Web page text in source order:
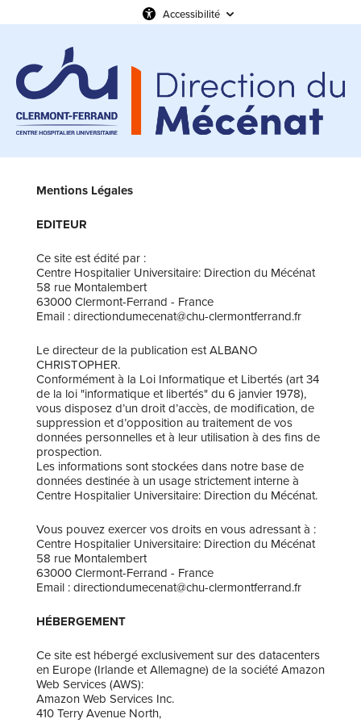
Accessibilité
Mentions Légales
EDITEUR
Ce site est édité par :
Centre Hospitalier Universitaire: Direction du Mécénat
58 rue Montalembert
63000 Clermont-Ferrand - France
Email : directiondumecenat@chu-clermontferrand.fr
Le directeur de la publication est ​ALBANO
CHRISTOPHER.
Conformément à la Loi Informatique et Libertés (art 34
de la loi "informatique et libertés" du 6 janvier 1978),
vous disposez d’un droit d’accès, de modification, de
suppression et d’opposition au traitement de vos
données personnelles et à leur utilisation à des fins de
prospection.
Les informations sont stockées dans notre base de
données destinée à un usage strictement interne à
Centre Hospitalier Universitaire: Direction du Mécénat.
Vous pouvez exercer vos droits en vous adressant à :
Centre Hospitalier Universitaire: Direction du Mécénat
58 rue Montalembert
63000 Clermont-Ferrand - France
Email : directiondumecenat@chu-clermontferrand.fr
HÉBERGEMENT
Ce site est hébergé exclusivement sur des datacenters
en Europe (Irlande et Allemagne) de la société Amazon
Web Services (AWS):
Amazon Web Services Inc.
410 Terry Avenue North,